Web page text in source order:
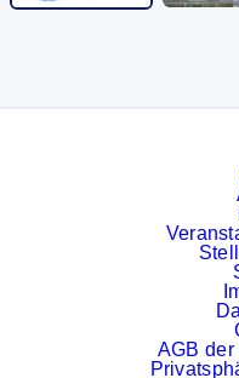
AGB der